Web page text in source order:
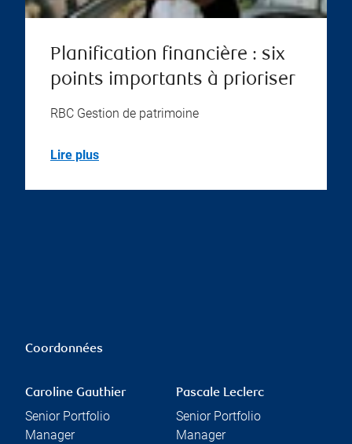
Planification financière : six
points importants à prioriser
RBC Gestion de patrimoine
Lire plus
Coordonnées
Caroline Gauthier
Senior Portfolio
Manager
Pascale Leclerc
Senior Portfolio
Manager